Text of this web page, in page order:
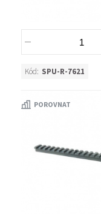
Kód: SPU-R-7621
POROVNAT